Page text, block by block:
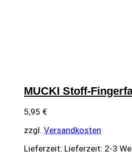
MUCKI Stoff-
5,95 €
zzgl. Versandkosten
Lieferzeit: Lieferzeit: 2-3